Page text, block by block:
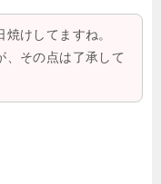
けしてますね。
、その点は了承して